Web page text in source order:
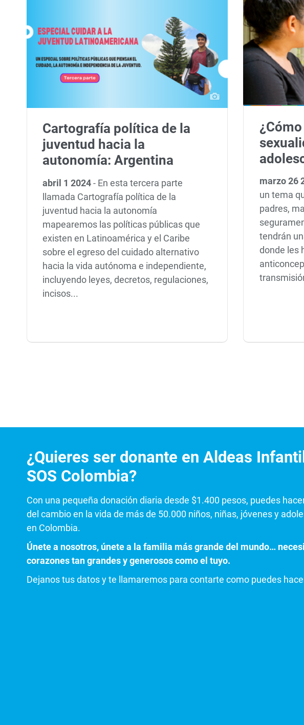
Cartografía política de la
juventud hacia la
autonomía: Argentina
abril 1 2024- En esta tercera parte
llamada Cartografía política de la
juventud hacia la autonomía
mapearemos las políticas públicas que
existen en Latinoamérica y el Caribe
sobre el egreso del cuidado alternativo
hacia la vida autónoma e independiente,
incluyendo leyes, decretos, regulaciones,
incisos...
marzo 26
un tema
padres,
tendrán
donde les
¿Quieres ser donante en Aldeas
SOS Colombia?
Con una pequeña donación diaria desde $1.400 pesos, puedes
del cambio en la vida de más de 50.000 niños, niñas, jóvenes y
en Colombia.
Únete a nosotros, únete a la familia más grande del mundo…
corazones tan grandes y generosos como el tuyo.
Dejanos tus datos y te llamaremos para contarte como puedes